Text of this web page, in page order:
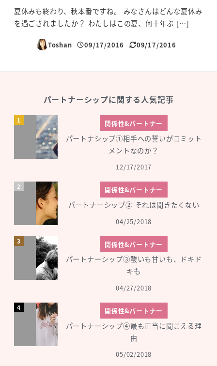
夏休みも終わり、秋本番ですね。 みなさんはどんな夏休み
を過ごされましたか？ わたしはこの夏、何十年ぶ […]
Toshan
投稿日
09/17/2016
更新日
09/17/2016
パートナーシップに関する人気記事
関係性&パートナー
パートナシップ①相手への誓いがコミット
メントなのか？
12/17/2017
関係性&パートナー
パートナーシップ② それは聞きたくない
04/25/2018
関係性&パートナー
パートナーシップ③酸いも甘いも、ドキド
キも
04/27/2018
関係性&パートナー
パートナーシップ④最も正当に聞こえる理
由
05/02/2018